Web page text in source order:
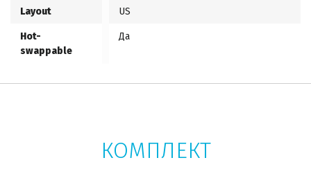
Layout US
Hot-
swappable
Да
КОМПЛЕКТ